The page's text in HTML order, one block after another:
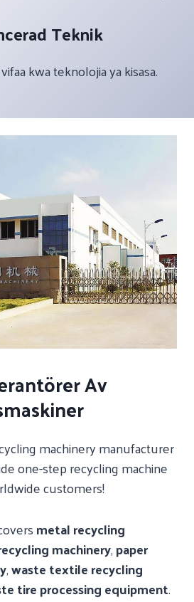
Teknik
kwa teknolojia ya kisasa.
Av
machinery manufacturer
one-step recycling machine
customers!
metal recycling
machinery,paper
,waste textile recycling
tire processing equipment.